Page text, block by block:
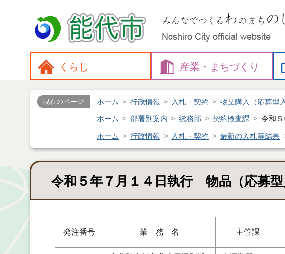
くらし 産業・ まちづくり
現在のページ ホーム 行政情報 入札・契約 物品購入（応募型
ホーム 部署別案内 総務部 契約検査課 令和
ホーム 行政情報 入札・契約 最新の入札等結果
令和５年７月１４日執行 物品（応募
発注番号 業 務 名 主管課